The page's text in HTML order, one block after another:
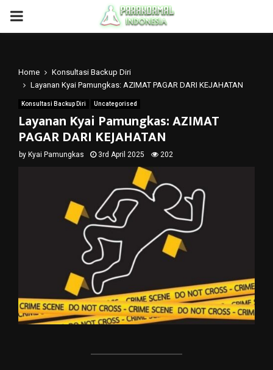
PRIMARY
Home
Konsultasi Backup Diri
Layanan Kyai Pamungkas: AZIMAT PAGAR DARI KEJAHATAN
Konsultasi Backup Diri Uncategorised
Layanan Kyai Pamungkas: AZIMAT
PAGAR DARI KEJAHATAN
by Kyai Pamungkas 3rd April 2025 202